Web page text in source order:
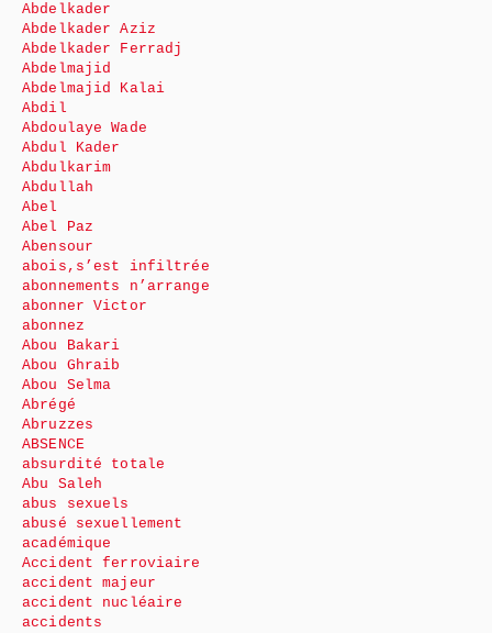
Abdelkader
Abdelkader Aziz
Abdelkader Ferradj
Abdelmajid
Abdelmajid Kalai
Abdil
Abdoulaye Wade
Abdul Kader
Abdulkarim
Abdullah
Abel
Abel Paz
Abensour
abois,s’est infiltrée
abonnements n’arrange
abonner Victor
abonnez
Abou Bakari
Abou Ghraib
Abou Selma
Abrégé
Abruzzes
ABSENCE
absurdité totale
Abu Saleh
abus sexuels
abusé sexuellement
académique
Accident ferroviaire
accident majeur
accident nucléaire
accidents